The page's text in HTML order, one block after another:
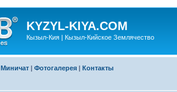
KYZYL-KIYA.COM
Кызыл-Кия | Кызыл-Кийское Землячество
Миничат | Фотогалерея | Контакты